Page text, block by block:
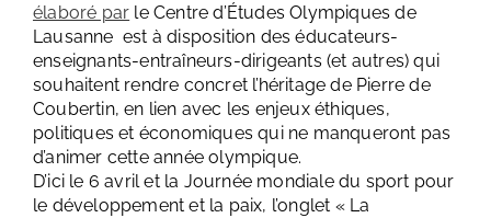
élaboré par le Centre d’Études Olympiques de
Lausanne est à disposition des éducateurs-
enseignants-entraîneurs-dirigeants (et autres) qui
souhaitent rendre concret l’héritage de Pierre de
Coubertin, en lien avec les enjeux éthiques,
politiques et économiques qui ne manqueront pas
d’animer cette année olympique.
D’ici le 6 avril et la Journée mondiale du sport pour
le développement et la paix, l’onglet « La